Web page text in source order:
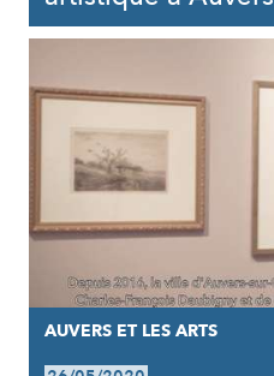
AUVERS ET LES ARTS